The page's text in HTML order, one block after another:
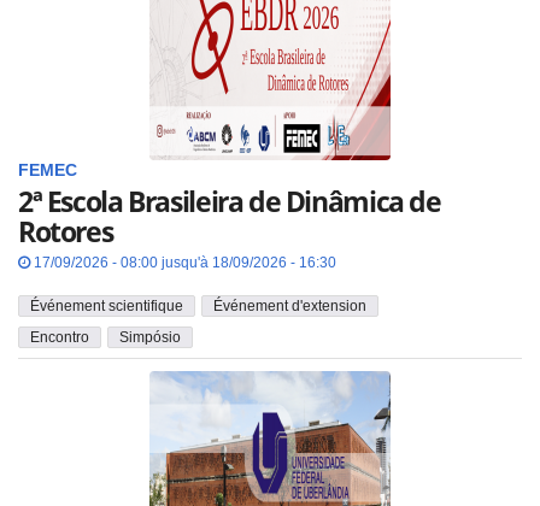
FEMEC
2ª Escola Brasileira de Dinâmica de
Rotores
17/09/2026 - 08:00 jusqu'à 18/09/2026 - 16:30
Événement scientifique
Événement d'extension
Encontro
Simpósio